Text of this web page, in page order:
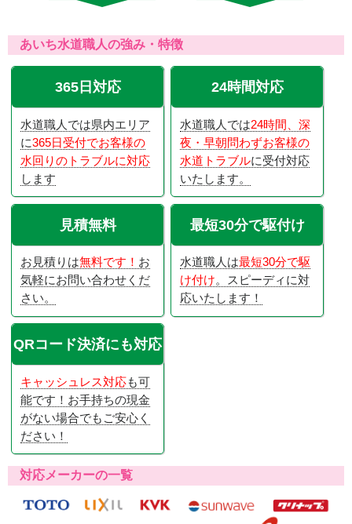
あいち水道職人の強み・特徴
365日対応
水道職人では県内エリア
に365日受付でお客様の
水回りのトラブルに対応
します
24時間対応
水道職人では24時間、深
夜・早朝問わずお客様の
水道トラブルに受付対応
いたします。
見積無料
お見積りは無料です！ お
気軽にお問い合わせくだ
さい。
最短30分で駆付け
水道職人は最短30分で駆
け付け。スピーディに対
応いたします！
QRコード決済にも対応
キャッシュレス対応も可
能です！お手持ちの現金
がない場合でもご安心く
ださい！
対応メーカーの一覧